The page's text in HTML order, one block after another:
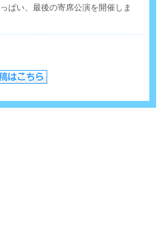
ぱい、最後の寄席公演を開催しま